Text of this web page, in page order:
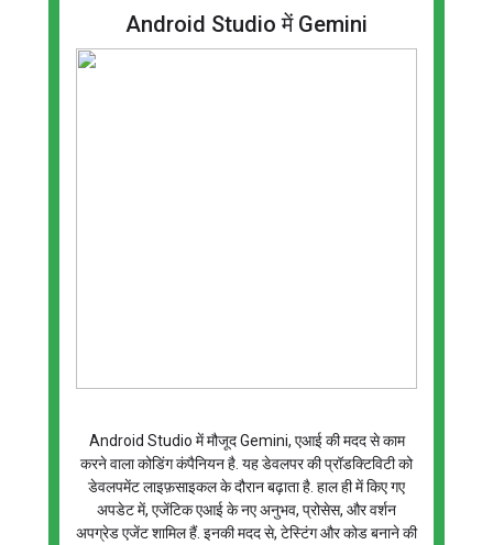
Android Studio में Gemini
Android Studio में मौजूद Gemini, एआई की मदद से काम
करने वाला कोडिंग कंपैनियन है. यह डेवलपर की प्रॉडक्टिविटी को
डेवलपमेंट लाइफ़साइकल के दौरान बढ़ाता है. हाल ही में किए गए
अपडेट में, एजेंटिक एआई के नए अनुभव, प्रोसेस, और वर्शन
अपग्रेड एजेंट शामिल हैं. इनकी मदद से, टेस्टिंग और कोड बनाने की